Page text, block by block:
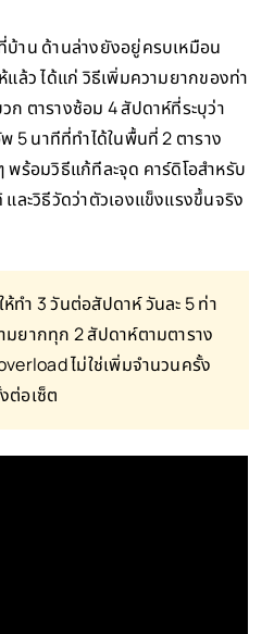
บ้าน ด้านล่างยังอยู่ครบเหมือน
ล้ว ได้แก่ วิธีเพิ่มความยากของท่า
ก ตารางซ้อม 4 สัปดาห์ที่ระบุว่า
5 นาทีที่ทำได้ในพื้นที่ 2 ตาราง
พร้อมวิธีแก้ทีละจุด คาร์ดิโอสำหรับ
ละวิธีวัดว่าตัวเองแข็งแรงขึ้นจริง
ห้ทำ 3 วันต่อสัปดาห์ วันละ 5 ท่า
มยากทุก 2 สัปดาห์ตามตาราง
ไม่ใช่เพิ่มจำนวนครั้ง
ต่อเซ็ต